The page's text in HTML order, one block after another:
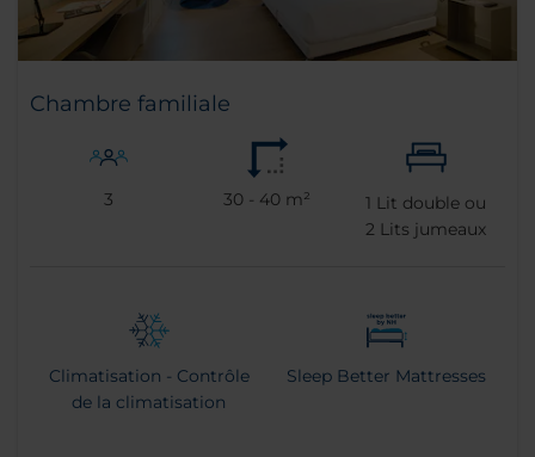
Chambre familiale
3 30 - 40 m² 1 Lit double ou
2 Lits jumeaux
Climatisation - Contrôle
de la climatisation
Sleep Better Mattresses